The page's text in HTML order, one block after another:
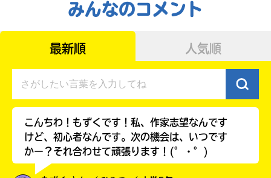
みんなのコメント
最新順 人気順
こんちわ！もずくです！私、作家志望なんです
けど、初心者なんです。次の機会は、いつです
かー？それ合わせて頑張ります！(°・°)